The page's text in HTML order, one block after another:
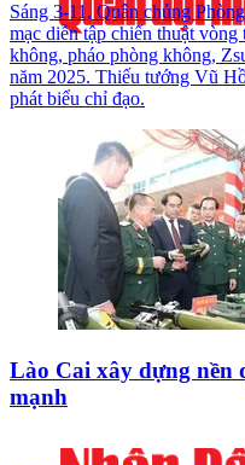
Sáng 3-11, Quân chủng
mạc diễn tập chiến thuật
không, pháo phòng không,
năm 2025. Thiếu tướng Vũ
phát biểu chỉ đạo.
Lào Cai xây dựng nền
mạnh